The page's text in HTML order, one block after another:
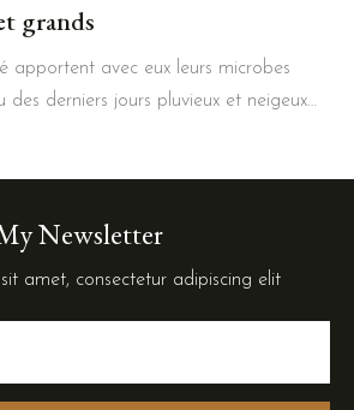
grands
apportent avec eux leurs microbes
des derniers jours pluvieux et neigeux…
Newsletter
amet, consectetur adipiscing elit